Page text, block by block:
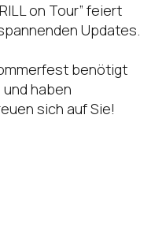
on Tour” feiert
Updates.
benötigt
haben
sich auf Sie!